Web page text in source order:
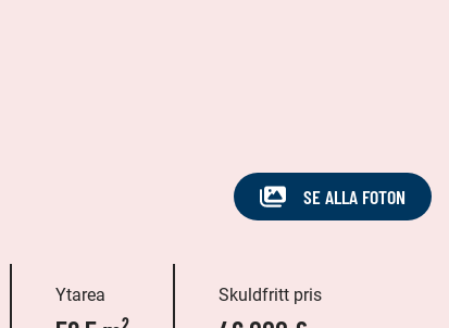
SE ALLA FOTON
Ytarea Skuldfritt pris